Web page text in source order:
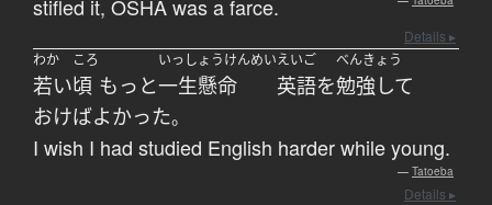
stifled it, OSHA was a farce.
Details ▸
わか
若い
ころ
頃 もっと
いっしょうけんめい
一生懸命
えいご
英語を
べんきょう
勉強して
おけばよかった。
I wish I had studied English harder while young.
— Tatoeba
Details ▸